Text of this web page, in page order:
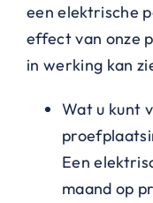
een elektrische
effect van onze
in werking kan
Wat u kunt
Een
maand op